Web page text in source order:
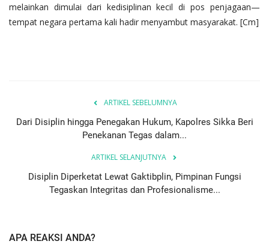
melainkan dimulai dari kedisiplinan kecil di pos penjagaan—
tempat negara pertama kali hadir menyambut masyarakat. [Cm]
ARTIKEL SEBELUMNYA
Dari Disiplin hingga Penegakan Hukum, Kapolres Sikka Beri
Penekanan Tegas dalam...
ARTIKEL SELANJUTNYA
Disiplin Diperketat Lewat Gaktibplin, Pimpinan Fungsi
Tegaskan Integritas dan Profesionalisme...
APA REAKSI ANDA?